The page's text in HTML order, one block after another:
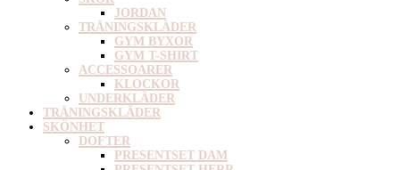
JORDAN
TRÄNINGSKLÄDER
GYM BYXOR
GYM T-SHIRT
ACCESSOARER
KLOCKOR
UNDERKLÄDER
TRÄNINGSKLÄDER
SKÖNHET
DOFTER
PRESENTSET DAM